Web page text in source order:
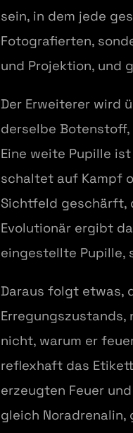
sein, in dem jede
Fotografierten,
und Projektion, und
Der Erweiterer wird
derselbe
Eine weite Pupille
schaltet auf Kampf
Sichtfeld geschärft,
Evolutionär ergibt
eingestellte Pupille,
Daraus folgt etwas,
Erregungszustands,
nicht, warum er
reflexhaft das
erzeugten Feuer
gleich